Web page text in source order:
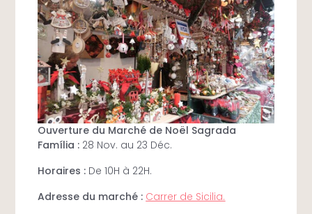
Ouverture du Marché de Noël Sagrada
Família : 28 Nov. au 23 Déc.
Horaires : De 10H à 22H.
Adresse du marché : Carrer de Sicilia.